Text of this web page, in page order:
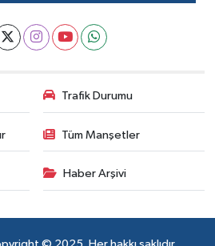
Trafik Durumu
Tüm Manşetler
Haber Arşivi